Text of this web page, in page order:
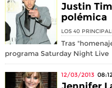
Justin
polémica
LOS 40
Tras
programa Saturday Night Live
12/03/2013